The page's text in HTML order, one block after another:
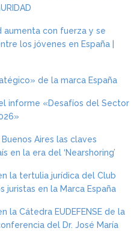
aumenta con fuerza y se
los jóvenes en España |
de la marca España
informe «Desafíos del Sector
Aires las claves
en la era del ‘Nearshoring’
la tertulia jurídica del Club
juristas en la Marca España
la Cátedra EUDEFENSE de la
del Dr. José María